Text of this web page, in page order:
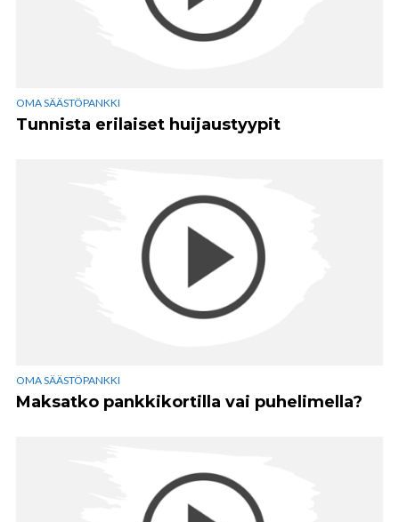
OMA SÄÄSTÖPANKKI
Tunnista erilaiset huijaustyypit
OMA SÄÄSTÖPANKKI
Maksatko pankkikortilla vai puhelimella?